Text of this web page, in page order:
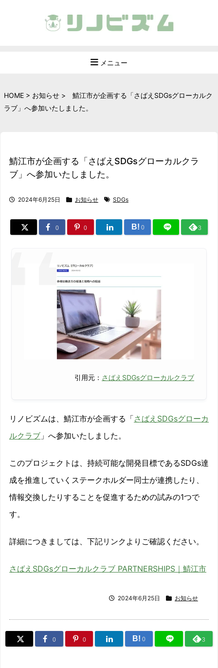
メニュー
HOME > お知らせ >
鯖江市が企画する「さばえSDGsグローカルク
ラブ」へ参加いたしました。
鯖江市が企画する「さばえSDGsグローカルクラ
ブ」へ参加いたしました。
2024年6月25日 お知らせ SDGs
0 0 B! 0 3
引用元： さばえSDGsグローカルクラブ
リノビズムは、鯖江市が企画する「さばえSDGsグローカ
ルクラブ 」へ参加いたしました。
このプロジェクトは、持続可能な開発目標であるSDGs達
成を推進していくステークホルダー同士が連携したり、
情報交換したりすることを促進するための試みの1つで
す。
詳細につきましては、下記リンクよりご確認ください。
さばえSDGsグローカルクラブ PARTNERSHIPS｜鯖江市
2024年6月25日 お知らせ
0 0 B! 0 3